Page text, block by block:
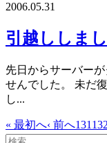
2006.05.31
引越ししま
先日からサーバー
せんでした。 未だ
し...
« 最初へ‹ 前へ131 132